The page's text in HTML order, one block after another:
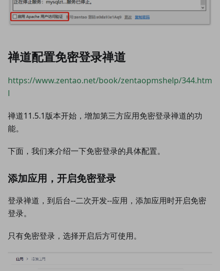
禅道配置免密登录禅道
https://www.zentao.net/book/zentaopmshelp/344.htm
l
禅道11.5.1版本开始，增加第三方应用免密登录禅道的功
能。
下面，我们来介绍一下免密登录的具体配置。
添加应用，开启免密登录
登录禅道，到后台--二次开发--应用，添加应用时开启免密
登录。
只有免密登录，选择开启后方可使用。